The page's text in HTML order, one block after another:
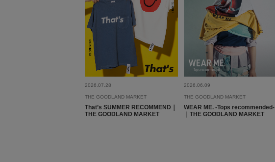
2026.07.28
THE GOODLAND MARKET
That’s SUMMER RECOMMEND｜
THE GOODLAND MARKET
2026.06.09
THE GOODLAND MARKET
WEAR ME. -Tops recommended-
｜THE GOODLAND MARKET